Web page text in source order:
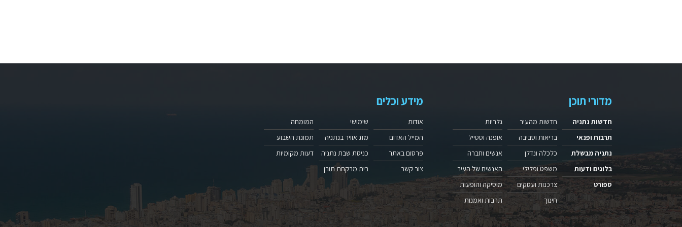
מדורי תוכן
חדשות נתניה
תרבות ופנאי
נתניה מבשלת
בלוגים ודעות
ספורט
חדשות מהעיר
בריאות וסביבה
כלכלה ונדלן
משפט ופלילי
צרכנות ועסקים
חינוך
גלריות
אופנה וסטייל
אנשים וחברה
האנשים של העיר
מוסיקה והופעות
תרבות ואמנות
מידע וכלים
אודות
המייל האדום
פרסום באתר
צור קשר
שימושי
מזג אוויר בנתניה
כניסת שבת נתניה
בית מרקחת תורן
המומחה
תמונת השבוע
דעות מקומיות